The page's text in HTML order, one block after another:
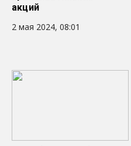
акций
2 мая 2024, 08:01